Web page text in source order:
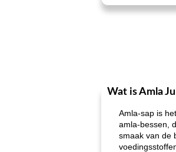
Wat is Amla
Amla-sap is
amla-bessen,
smaak van de